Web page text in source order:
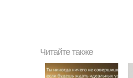
Читайте также